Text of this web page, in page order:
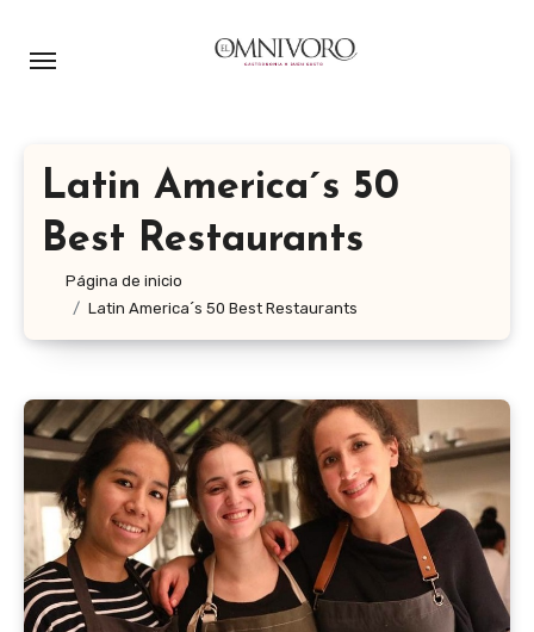
Latin America´s 50
Best Restaurants
Página de inicio
Latin America´s 50 Best Restaurants